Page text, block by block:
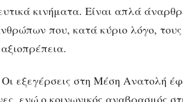
κινήματα. Είναι απλά
που, κατά κύριο λόγο, τους
εξεγέρσεις στη Μέση Ανατολή
ενώ ο κοινωνικός αναβρασμός